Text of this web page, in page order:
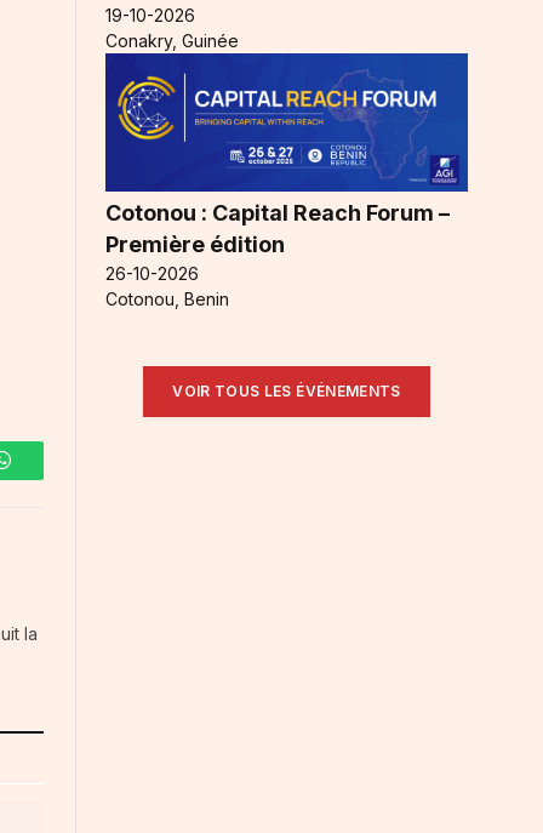
WhatsApp
la
19-10-2026
Conakry, Guinée
Cotonou : Capital Reach Forum –
Première édition
26-10-2026
Cotonou, Benin
VOIR TOUS LES ÉVÉNEMENTS